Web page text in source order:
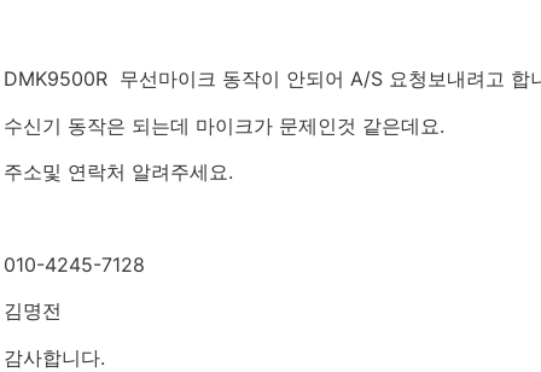
DMK9500R 무선마이크 동작이 안되어 A/S 요청보내려고 합
수신기 동작은 되는데 마이크가 문제인것 같은데요.
주소및 연락처 알려주세요.
010-4245-7128
김명전
감사합니다.